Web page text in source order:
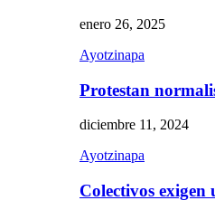
enero 26, 2025
Ayotzinapa
Protestan
diciembre 11, 2024
Ayotzinapa
Colectivos